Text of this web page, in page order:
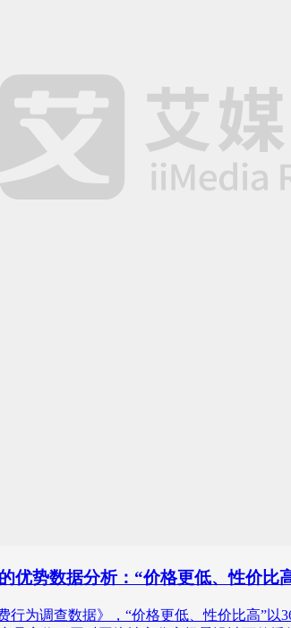
优势数据分析：“价格更低、性价
行为调查数据》，“价格更低、性价比高”